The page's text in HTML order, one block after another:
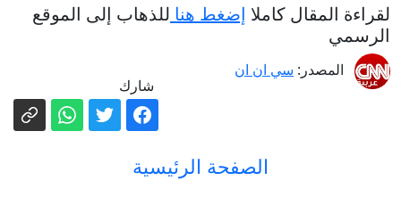
لقراءة المقال كاملا إضغط هنا للذهاب إلى الموقع
الرسمي
المصدر: سي ان ان
شارك
الصفحة الرئيسية